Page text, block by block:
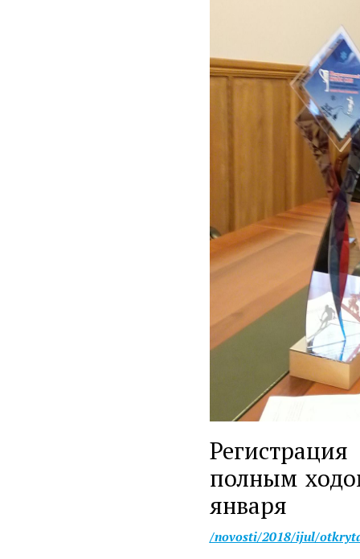
полным
января
/novosti/2018/ijul/